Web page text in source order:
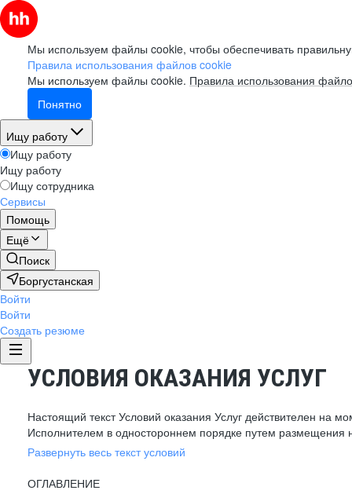
Мы используем файлы cookie, чтобы обеспечивать
Правила использования файлов cookie
Мы используем файлы cookie. Правила использования
Понятно
Ищу работу
Ищу работу
Ищу работу
Ищу сотрудника
Сервисы
Помощь
Ещё
Поиск
Боргустанская
Войти
Войти
Создать резюме
УСЛОВИЯ ОКАЗАНИЯ УСЛУГ
Настоящий текст Условий оказания Услуг действителен на
Исполнителем в одностороннем порядке путем размещения
Развернуть весь текст условий
ОГЛАВЛЕНИЕ